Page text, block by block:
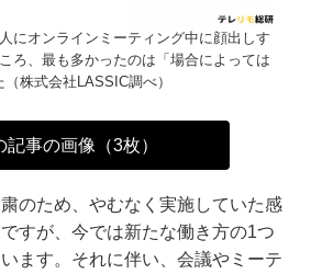
にオンラインミーティング中に顔出しす
ろ、最も多かったのは「場合によっては
株式会社LASSIC調べ）
記事の画像（3枚）
のため、やむなく実施していた感
すが、今では新たな働き方の1つ
ます。それに伴い、会議やミーテ